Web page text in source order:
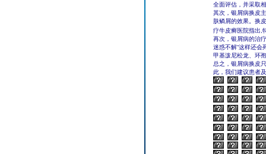
全面评估，并采取
其次，银屑病换皮
肤鳞屑的效果。换
疗牛皮癣医院指出,
再次，银屑病的治
迷惑不解“这样还会
甲基泼尼松龙、环
总之，银屑病换皮
此，我们建议患者